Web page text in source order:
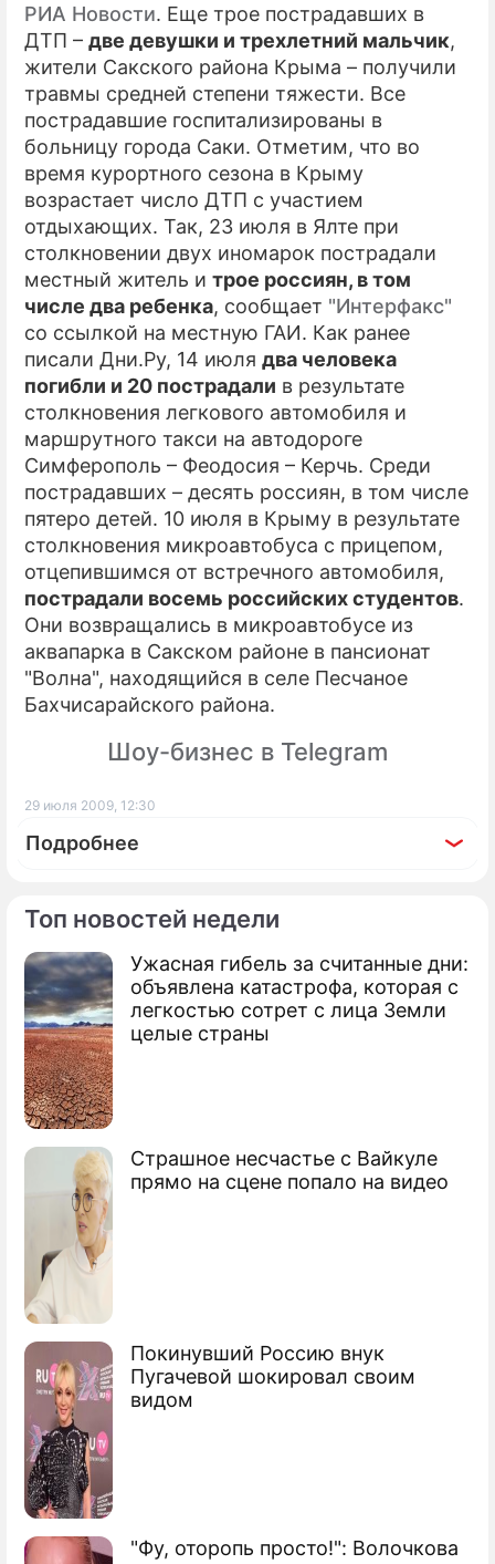
Топ новостей недели
Ужасная гибель за считанные дни:
объявлена катастрофа, которая с
легкостью сотрет с лица Земли
целые страны
Страшное несчастье с Вайкуле
прямо на сцене попало на видео
Покинувший Россию внук
Пугачевой шокировал своим
видом
"Фу, оторопь просто!": Волочкова
РИА Новости. Еще трое пострадавших в
ДТП – две девушки и трехлетний мальчик,
жители Сакского района Крыма – получили
травмы средней степени тяжести. Все
пострадавшие госпитализированы в
больницу города Саки. Отметим, что во
время курортного сезона в Крыму
возрастает число ДТП с участием
отдыхающих. Так, 23 июля в Ялте при
столкновении двух иномарок пострадали
местный житель и трое россиян, в том
числе два ребенка, сообщает "Интерфакс"
со ссылкой на местную ГАИ. Как ранее
писали Дни.Ру, 14 июля два человека
погибли и 20 пострадали в результате
столкновения легкового автомобиля и
маршрутного такси на автодороге
Симферополь – Феодосия – Керчь. Среди
пострадавших – десять россиян, в том числе
пятеро детей. 10 июля в Крыму в результате
столкновения микроавтобуса с прицепом,
отцепившимся от встречного автомобиля,
пострадали восемь российских студентов.
Они возвращались в микроавтобусе из
аквапарка в Сакском районе в пансионат
"Волна", находящийся в селе Песчаное
Бахчисарайского района.
Шоу-бизнес в Telegram
29 июля 2009, 12:30
Подробнее
По теме
Продолжение: Под Москвой
машина сбила школьниц
Российские туристы ранены на Украине
Российские студенты попали в ДТП в
Крыму
Россияне попали в Крыму в ДТП
Сюжеты
Опасные дороги